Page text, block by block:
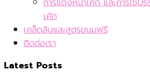
เค้ก
เคล็ดลับและสูตรขนมฟรี
ติดต่อเรา
Latest Posts